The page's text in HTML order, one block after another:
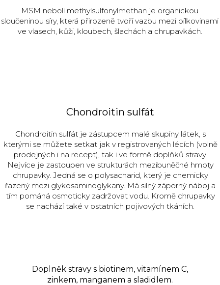
MSM neboli methylsulfonylmethan je organickou
sloučeninou síry, která přirozeně tvoří vazbu mezi bílkovinami
ve vlasech, kůži, kloubech, šlachách a chrupavkách.
Chondroitin sulfát
Chondroitin sulfát je zástupcem malé skupiny látek, s
kterými se můžete setkat jak v registrovaných lécích (volně
prodejných i na recept), tak i ve formě doplňků stravy.
Nejvíce je zastoupen ve strukturách mezibuněčné hmoty
chrupavky. Jedná se o polysacharid, který je chemicky
řazený mezi glykosaminoglykany. Má silný záporný náboj a
tím pomáhá osmoticky zadržovat vodu. Kromě chrupavky
se nachází také v ostatních pojivových tkáních.
Doplněk stravy s biotinem, vitamínem C,
zinkem, manganem a sladidlem.